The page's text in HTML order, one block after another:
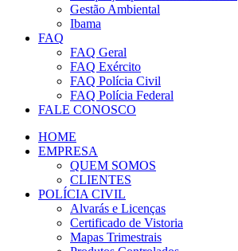
Gestão Ambiental
Ibama
FAQ
FAQ Geral
FAQ Exército
FAQ Polícia Civil
FAQ Polícia Federal
FALE CONOSCO
HOME
EMPRESA
QUEM SOMOS
CLIENTES
POLÍCIA CIVIL
Alvarás e Licenças
Certificado de Vistoria
Mapas Trimestrais